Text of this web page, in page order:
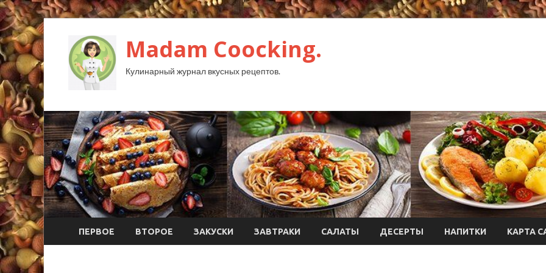
Madam Coocking.
Кулинарный журнал вкусных рецептов.
ПЕРВОЕ ВТОРОЕ ЗАКУСКИ ЗАВТРАКИ САЛАТЫ ДЕСЕРТЫ НАПИТКИ КАРТА